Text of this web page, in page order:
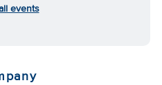
events